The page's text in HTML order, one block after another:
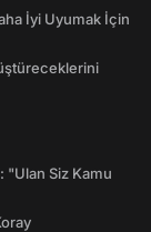
İyi Uyumak İçin
"Ulan Siz Kamu